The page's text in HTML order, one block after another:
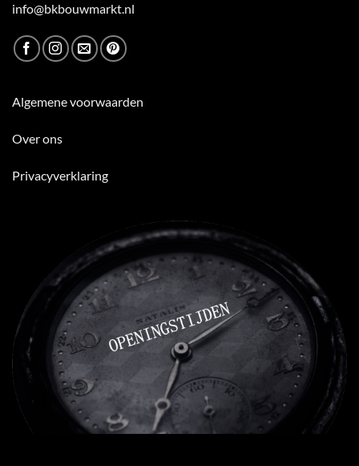
info@bkbouwmarkt.nl
Algemene voorwaarden
Over ons
Privacyverklaring